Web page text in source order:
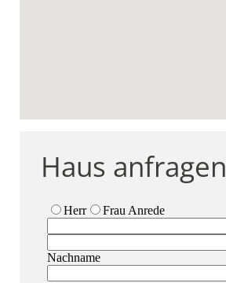
Haus anfragen